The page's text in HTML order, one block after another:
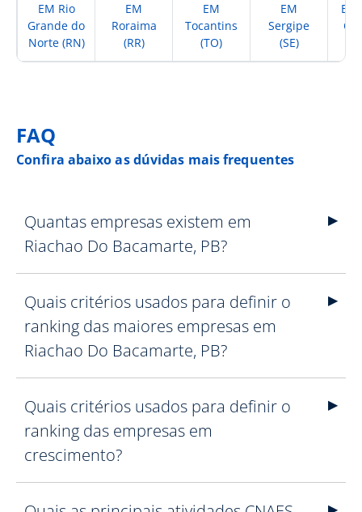
EM Rio
Grande do
Norte (RN)
EM
Roraima
(RR)
EM
Tocantins
(TO)
EM
Sergipe
(SE)
EM
FAQ
Confira abaixo as dúvidas mais frequentes
Quantas empresas existem em
Riachao Do Bacamarte, PB?
Quais critérios usados para definir o
ranking das maiores empresas em
Riachao Do Bacamarte, PB?
Quais critérios usados para definir o
ranking das empresas em
crescimento?